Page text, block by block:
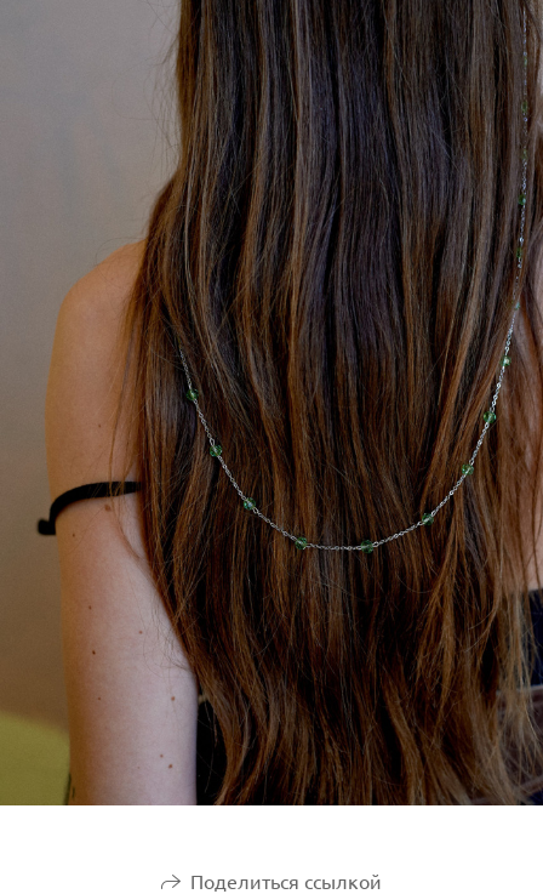
Поделиться ссылкой